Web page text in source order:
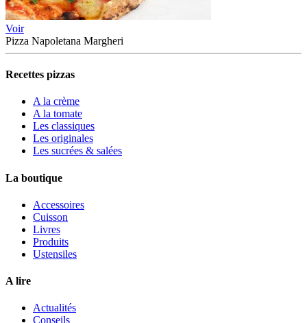
Voir
Pizza Napoletana Margheri
Recettes pizzas
A la crème
A la tomate
Les classiques
Les originales
Les sucrées & salées
La boutique
Accessoires
Cuisson
Livres
Produits
Ustensiles
A lire
Actualités
Conseils